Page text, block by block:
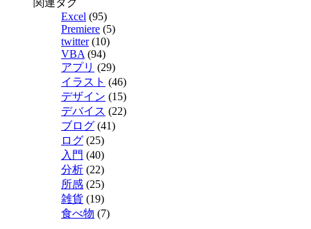
Excel (95)
Premiere (5)
twitter(10)
VBA (94)
アプリ (29)
イラスト (46)
デザイン (15)
デバイス (22)
ブログ (41)
ログ (25)
入門 (40)
分析 (22)
所感 (25)
雑貨 (19)
食べ物 (7)